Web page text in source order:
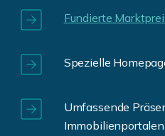
Fundierte
Spezielle
Umfassende
Immobilienportalen